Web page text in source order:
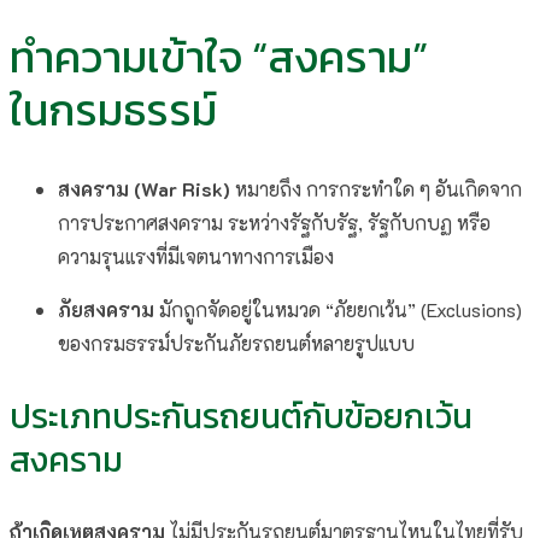
ทำความเข้าใจ “สงคราม”
ในกรมธรรม์
สงคราม (War Risk) หมายถึง การกระทำใด ๆ อันเกิดจาก
การประกาศสงคราม ระหว่างรัฐกับรัฐ, รัฐกับกบฏ หรือ
ความรุนแรงที่มีเจตนาทางการเมือง
ภัยสงคราม มักถูกจัดอยู่ในหมวด “ภัยยกเว้น” (Exclusions)
ของกรมธรรม์ประกันภัยรถยนต์หลายรูปแบบ
ประเภทประกันรถยนต์กับข้อยกเว้น
สงคราม
ถ้าเกิดเหตุสงคราม ไม่มีประกันรถยนต์มาตรฐานไหนในไทยที่รับ